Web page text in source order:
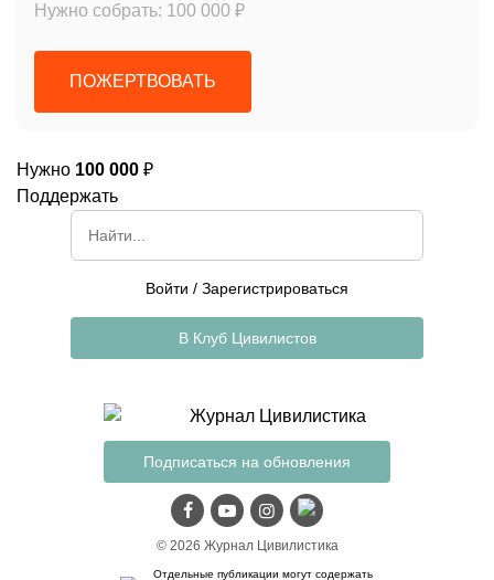
Нужно собрать: 100 000 ₽
ПОЖЕРТВОВАТЬ
Нужно 100 000 ₽
Поддержать
Подписаться на обновления
© 2026 Журнал Цивилистика
Отдельные публикации могут содержать
Войти / Зарегистрироваться
В Клуб Цивилистов